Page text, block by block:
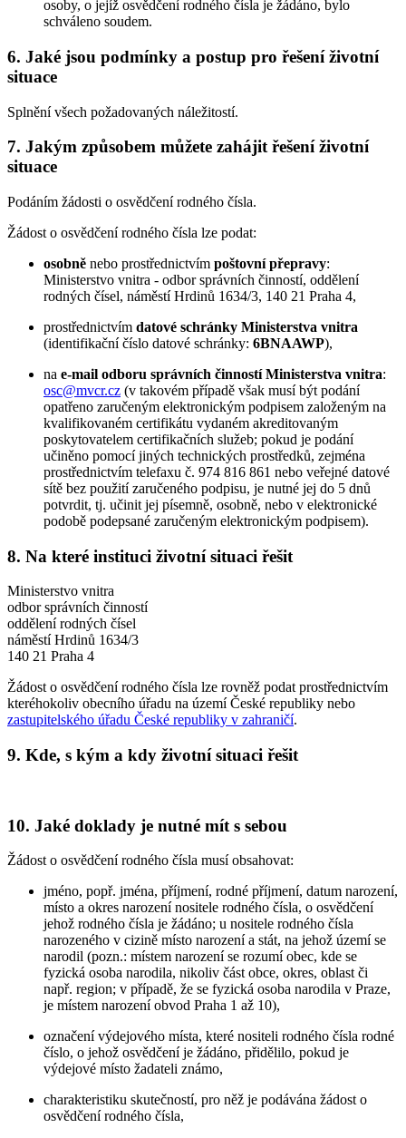
osoby, o jejíž osvědčení rodného čísla je žádáno, bylo
schváleno soudem.
6. Jaké jsou podmínky a postup pro řešení životní
situace
Splnění všech požadovaných náležitostí.
7. Jakým způsobem můžete zahájit řešení životní
situace
Podáním žádosti o osvědčení rodného čísla.
Žádost o osvědčení rodného čísla lze podat:
osobně nebo prostřednictvím poštovní přepravy:
Ministerstvo vnitra - odbor správních činností, oddělení
rodných čísel, náměstí Hrdinů 1634/3, 140 21 Praha 4,
prostřednictvím datové schránky Ministerstva vnitra
(identifikační číslo datové schránky: 6BNAAWP),
na e-mail odboru správních činností Ministerstva vnitra:
osc@mvcr.cz (v takovém případě však musí být podání
opatřeno zaručeným elektronickým podpisem založeným na
kvalifikovaném certifikátu vydaném akreditovaným
poskytovatelem certifikačních služeb; pokud je podání
učiněno pomocí jiných technických prostředků, zejména
prostřednictvím telefaxu č. 974 816 861 nebo veřejné datové
sítě bez použití zaručeného podpisu, je nutné jej do 5 dnů
potvrdit, tj. učinit jej písemně, osobně, nebo v elektronické
podobě podepsané zaručeným elektronickým podpisem).
8. Na které instituci životní situaci řešit
Ministerstvo vnitra
odbor správních činností
oddělení rodných čísel
náměstí Hrdinů 1634/3
140 21 Praha 4
Žádost o osvědčení rodného čísla lze rovněž podat prostřednictvím
kteréhokoliv obecního úřadu na území České republiky nebo
zastupitelského úřadu České republiky v zahraničí.
9. Kde, s kým a kdy životní situaci řešit
10. Jaké doklady je nutné mít s sebou
Žádost o osvědčení rodného čísla musí obsahovat:
jméno, popř. jména, příjmení, rodné příjmení, datum narození,
místo a okres narození nositele rodného čísla, o osvědčení
jehož rodného čísla je žádáno; u nositele rodného čísla
narozeného v cizině místo narození a stát, na jehož území se
narodil (pozn.: místem narození se rozumí obec, kde se
fyzická osoba narodila, nikoliv část obce, okres, oblast či
např. region; v případě, že se fyzická osoba narodila v Praze,
je místem narození obvod Praha 1 až 10),
označení výdejového místa, které nositeli rodného čísla rodné
číslo, o jehož osvědčení je žádáno, přidělilo, pokud je
výdejové místo žadateli známo,
charakteristiku skutečností, pro něž je podávána žádost o
osvědčení rodného čísla,